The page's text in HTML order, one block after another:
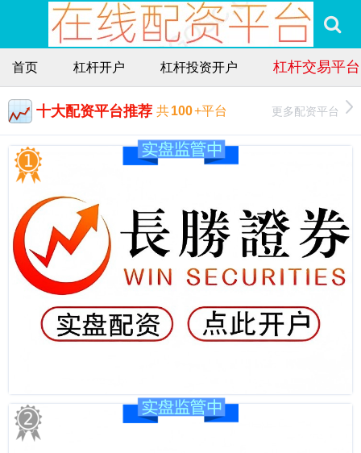
首页 杠杆开户 杠杆投资开户 杠杆交易平台
十大配资平台推荐 共100+平台 更多配资平台